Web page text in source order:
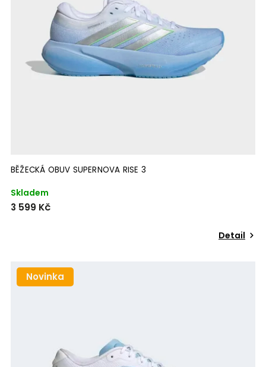
BĚŽECKÁ OBUV SUPERNOVA RISE 3
Skladem
3 599 Kč
Detail
Novinka